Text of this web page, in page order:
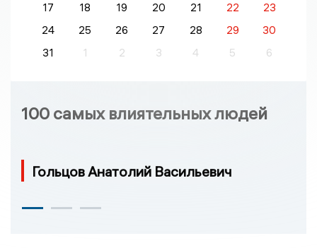
17
18 19 20 21 22
23
24
25 26 27 28 29
30
31
1 2 3 4 5 6
100 самых влиятельных людей
Гольцов Анатолий Васильевич